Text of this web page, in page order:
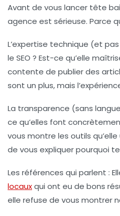
Avant de vous lancer tête
agence est sérieuse. Parce
L’expertise technique (et
le SEO ? Est-ce qu’elle
contente de publier des
sont un plus, mais
La transparence (sans
ce qu’elles font
vous montre les outils qu’elle
de vous expliquer pourquoi
Les références qui parlent :
locauxqui ont eu de bons
elle refuse de vous montrer